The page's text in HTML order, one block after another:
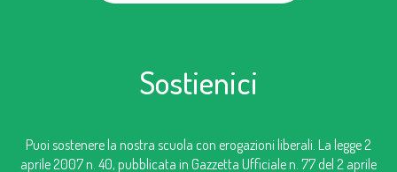
Sostienici
Puoi sostenere la nostra scuola con erogazioni liberali. La legge 2
aprile 2007 n. 40, pubblicata in Gazzetta Ufficiale n. 77 del 2 aprile